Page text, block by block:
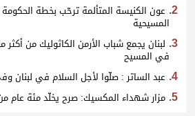
عون الكنيسة المتألمة ترحّب بخطة الحكومة
المسيحية
لبنان يجمع شباب الأرمن الكاثوليك من
في المسيح
عبد الساتر : صلّوا لأجل السلام في لبنان
مزار شهداء المكسيك: صرح يخلّد مئة عام